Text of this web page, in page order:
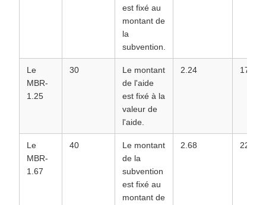
est fixé au
montant de
la
subvention.
Le
MBR-
1.25
30
Le montant
de l'aide
est fixé à la
valeur de
l'aide.
2.24 17.24
Le
MBR-
1.67
40
Le montant
de la
subvention
est fixé au
montant de
2.68 22.68